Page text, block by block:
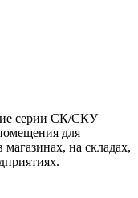
серии СК/СКУ
для
на складах,